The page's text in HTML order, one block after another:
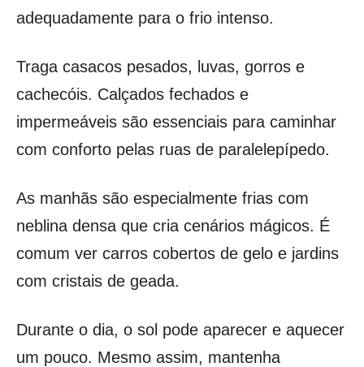
adequadamente para o frio intenso.
Traga casacos pesados, luvas, gorros e
cachecóis. Calçados fechados e
impermeáveis são essenciais para caminhar
com conforto pelas ruas de paralelepípedo.
As manhãs são especialmente frias com
neblina densa que cria cenários mágicos. É
comum ver carros cobertos de gelo e jardins
com cristais de geada.
Durante o dia, o sol pode aparecer e aquecer
um pouco. Mesmo assim, mantenha